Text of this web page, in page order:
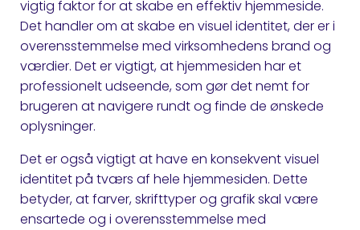
vigtig faktor for at skabe en effektiv hjemmeside.
Det handler om at skabe en visuel identitet, der er i
overensstemmelse med virksomhedens brand og
værdier. Det er vigtigt, at hjemmesiden har et
professionelt udseende, som gør det nemt for
brugeren at navigere rundt og finde de ønskede
oplysninger.
Det er også vigtigt at have en konsekvent visuel
identitet på tværs af hele hjemmesiden. Dette
betyder, at farver, skrifttyper og grafik skal være
ensartede og i overensstemmelse med